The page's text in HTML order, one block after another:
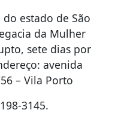
estado de São
da Mulher
sete dias por
avenida
– Vila Porto
3145.